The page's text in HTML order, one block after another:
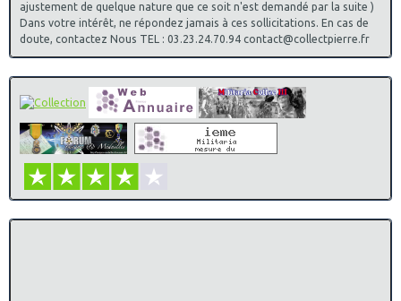
ajustement de quelque nature que ce soit n'est demandé par la suite )
Dans votre intérêt, ne répondez jamais à ces sollicitations. En cas de
doute, contactez Nous TEL : 03.23.24.70.94 contact@collectpierre.fr